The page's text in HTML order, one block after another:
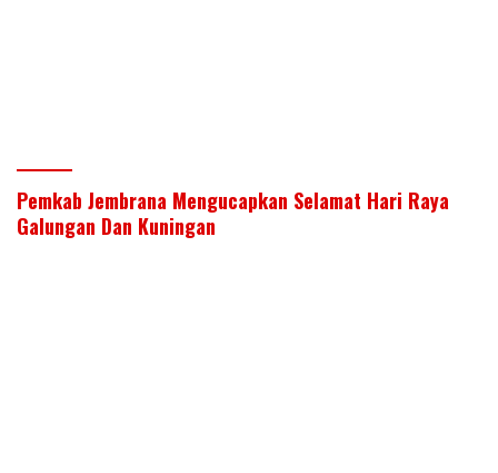
Pemkab Jembrana Mengucapkan Selamat Hari Raya
Galungan Dan Kuningan